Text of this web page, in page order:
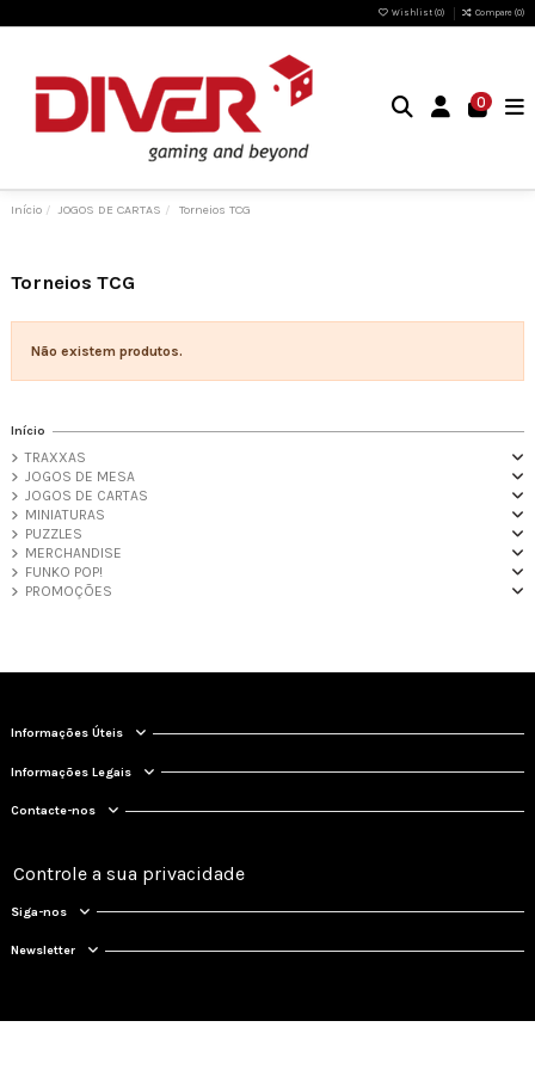
Wishlist (0) Compare (0)
0
Início JOGOS DE CARTAS Torneios TCG
Torneios TCG
Não existem produtos.
Início
TRAXXAS
JOGOS DE MESA
JOGOS DE CARTAS
MINIATURAS
PUZZLES
MERCHANDISE
FUNKO POP!
PROMOÇÕES
Informações Úteis
Informações Legais
Contacte-nos
Controle a sua privacidade
Siga-nos
Newsletter